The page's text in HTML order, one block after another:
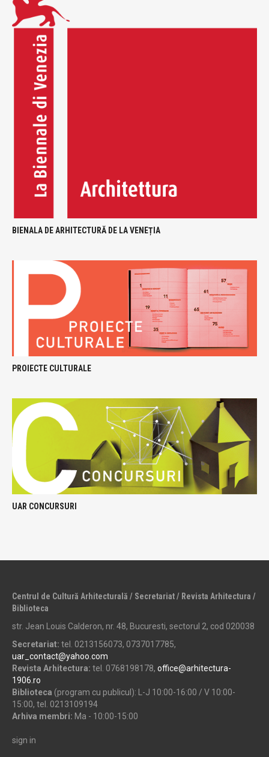
BIENALA DE ARHITECTURĂ DE LA VENEȚIA
PROIECTE CULTURALE
UAR CONCURSURI
Centrul de Cultură Arhitecturală / Secretariat / Revista Arhitectura /
Biblioteca
str. Jean Louis Calderon, nr. 48, Bucuresti, sectorul 2, cod 020038
Secretariat: tel. 0213156073, 0737017785,
uar_contact@yahoo.com
Revista Arhitectura: tel. 0768198178, office@arhitectura-
1906.ro
Biblioteca (program cu publicul): L-J 10:00-16:00 / V 10:00-
15:00, tel. 0213109194
Arhiva membri: Ma - 10:00-15:00
sign in